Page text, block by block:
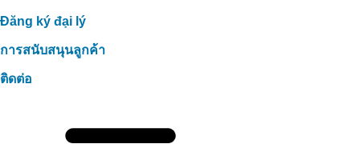
Đăng ký đại lý
การสนับสนุนลูกค้า
ติดต่อ